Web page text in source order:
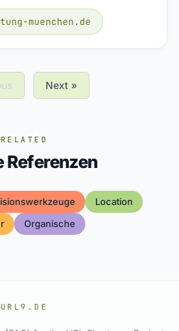
muenchen.de
Next »
RELATED
Referenzen
Location
Organische
URL9.DE